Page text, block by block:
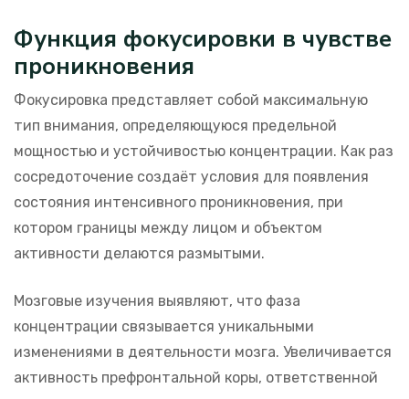
Функция фокусировки в чувстве
проникновения
Фокусировка представляет собой максимальную
тип внимания, определяющуюся предельной
мощностью и устойчивостью концентрации. Как раз
сосредоточение создаёт условия для появления
состояния интенсивного проникновения, при
котором границы между лицом и объектом
активности делаются размытыми.
Мозговые изучения выявляют, что фаза
концентрации связывается уникальными
изменениями в деятельности мозга. Увеличивается
активность префронтальной коры, ответственной